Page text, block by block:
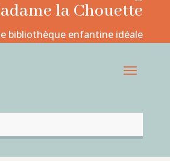
la Chouette
bibliothèque enfantine idéale